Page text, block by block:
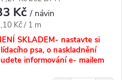
Kč/ návin
Kč / 1 m
SKLADEM- nastavte si
psa, o naskladnění
informování e- mailem